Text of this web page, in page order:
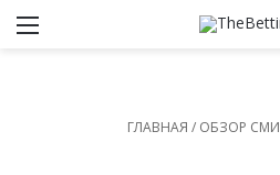
ГЛАВНАЯ / ОБЗОР СМИ